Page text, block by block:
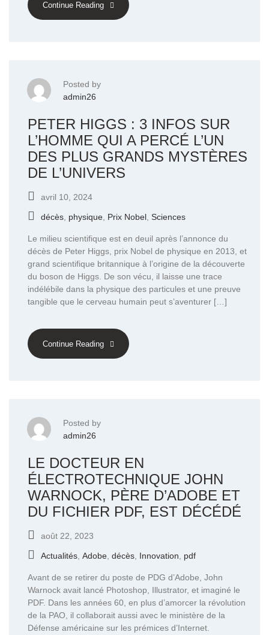
Continue Reading
Posted by
admin26
PETER HIGGS : 3 INFOS SUR
L’HOMME QUI A PERCÉ L’UN
DES PLUS GRANDS MYSTÈRES
DE L’UNIVERS
avril 10, 2024
décès physique Prix Nobel Sciences
Le milieu scientifique est en deuil après l’annonce du
décès de Peter Higgs, prix Nobel de physique en 2013, et
grand scientifique britannique à l’origine de la découverte
du boson de Higgs. De son vécu, il laisse une trace
indélébile dans la physique des particules et une preuve
tangible que le cerveau humain peut s’aventurer […]
Continue Reading
Posted by
admin26
LE DOCTEUR EN
ÉLECTROTECHNIQUE JOHN
WARNOCK, PÈRE D’ADOBE ET
DU FICHIER PDF, EST DÉCÉDÉ
août 22, 2023
Actualités Adobe décès Innovation pdf
Avant de se retirer du poste de PDG d’Adobe, John
Warnock avait lancé Photoshop, Illustrator, et imaginé le
PDF. Dans les années 60, en plus d’amorcer la révolution
de la PAO, il collaborait aussi avec le ministère de la
Défense américaine sur les prémices d’Internet.